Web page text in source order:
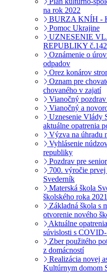
na rok 2022
BURZA KNÍH -
Pomoc Ukrajine
UZNESENIE
REPUBLIKY č.142
Oznámenie o
odpadov
Orez konárov
Oznam pre
chovaného v zajatí
Vianočný
Vianočný a
Uznesenie Vlády
aktuálne opatrenia
Výzva na úhradu
Vyhlásenie
republiky
Pozdrav pre
700. výročie
Svederník
Materská škola
školského roka
Základná škola s
otvorenie nového
Aktuálne
súvislosti s
Zber použitého
z domácností
Realizácia novej
Kultúrnym domom